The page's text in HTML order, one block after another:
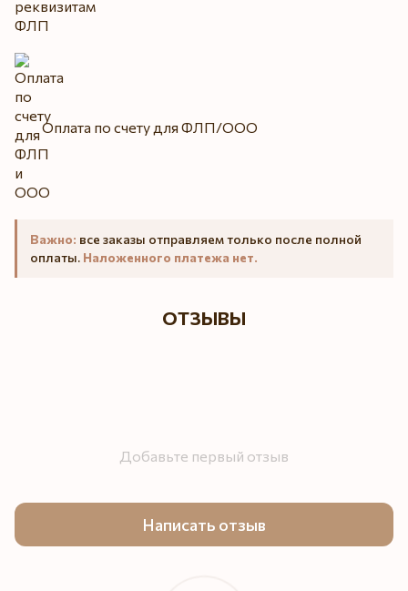
Оплата по счету для ФЛП/ООО
Важно: все заказы отправляем только после полной
оплаты. Наложенного платежа нет.
ОТЗЫВЫ
Добавьте первый отзыв
Написать отзыв